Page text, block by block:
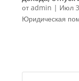
отadmin | Июл
Юридическая